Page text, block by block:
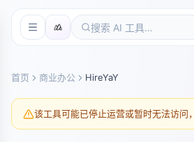
首页 商业办公 HireYaY
该工具可能已停止运营或暂时无法访问